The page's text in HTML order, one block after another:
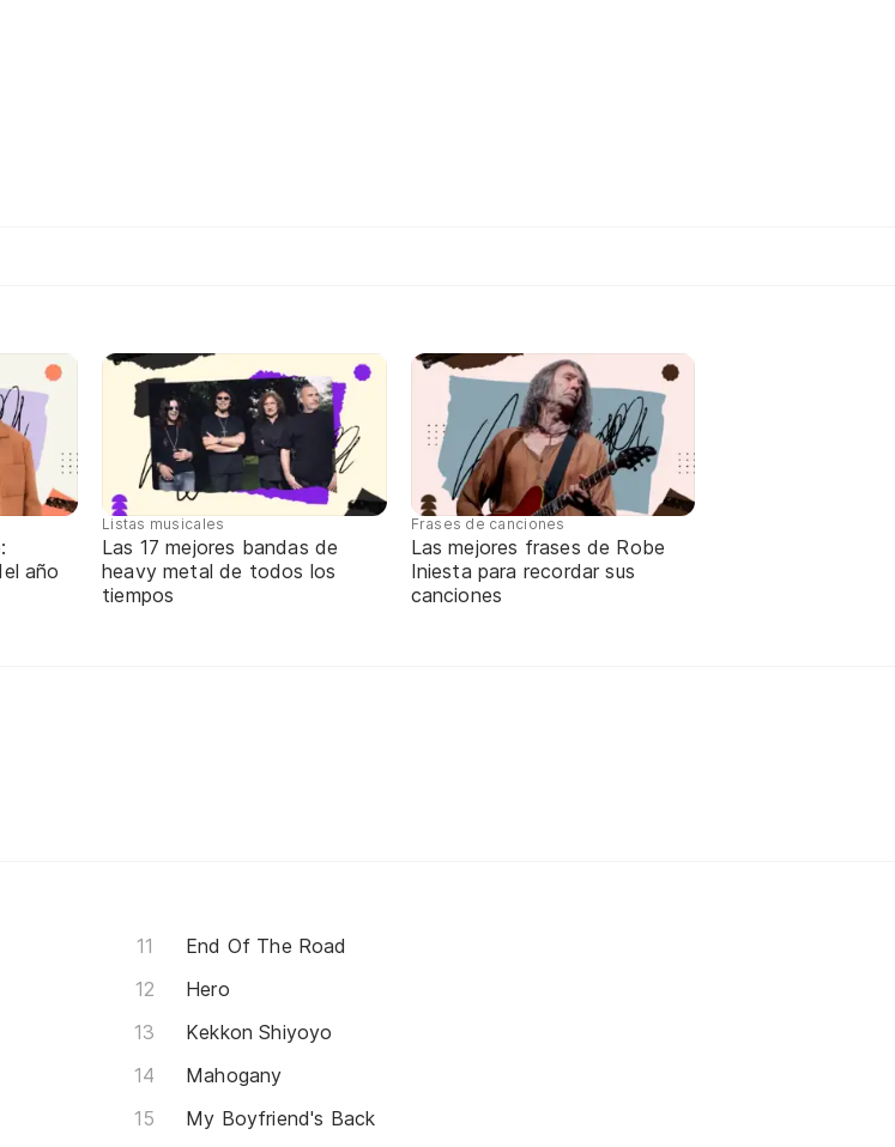
año
Listas musicales
Las 17 mejores bandas de
heavy metal de todos los
tiempos
Frases de canciones
Las mejores frases de Robe
Iniesta para recordar sus
canciones
End Of The Road
Hero
Kekkon Shiyoyo
Mahogany
My Boyfriend's Back